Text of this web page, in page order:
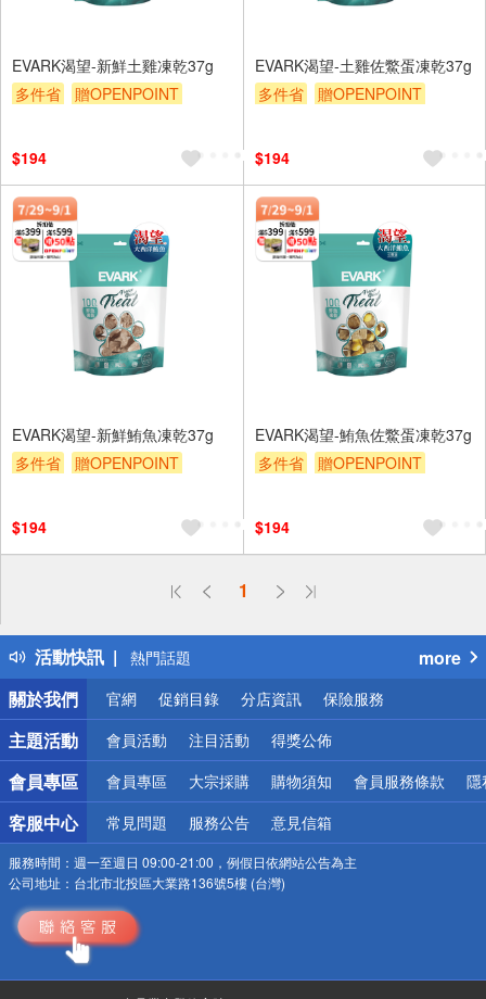
EVARK渴望-新鮮土雞凍乾37g
多件省
贈OPENPOINT
$194
EVARK渴望-土雞佐鱉蛋凍乾37g
多件省
贈OPENPOINT
$194
EVARK渴望-新鮮鮪魚凍乾37g
多件省
贈OPENPOINT
$194
EVARK渴望-鮪魚佐鱉蛋凍乾37g
多件省
贈OPENPOINT
$194
1
活動快訊
偏遠地區配送
得獎公告
熱門話題
銀行優惠
偏遠地區配送
詐騙網頁！請小心！
more
關於我們
官網 促銷目錄 分店資訊 保險服務
主題活動 會員活動 注目活動 得獎公佈
會員專區 會員專區 大宗採購 購物須知 會員服務條款 隱
客服中心 常見問題 服務公告 意見信箱
服務時間： 週一至週日 09:00-21:00，例假日依網站公告為主
公司地址： 台北市北投區大業路136號5樓 (台灣)